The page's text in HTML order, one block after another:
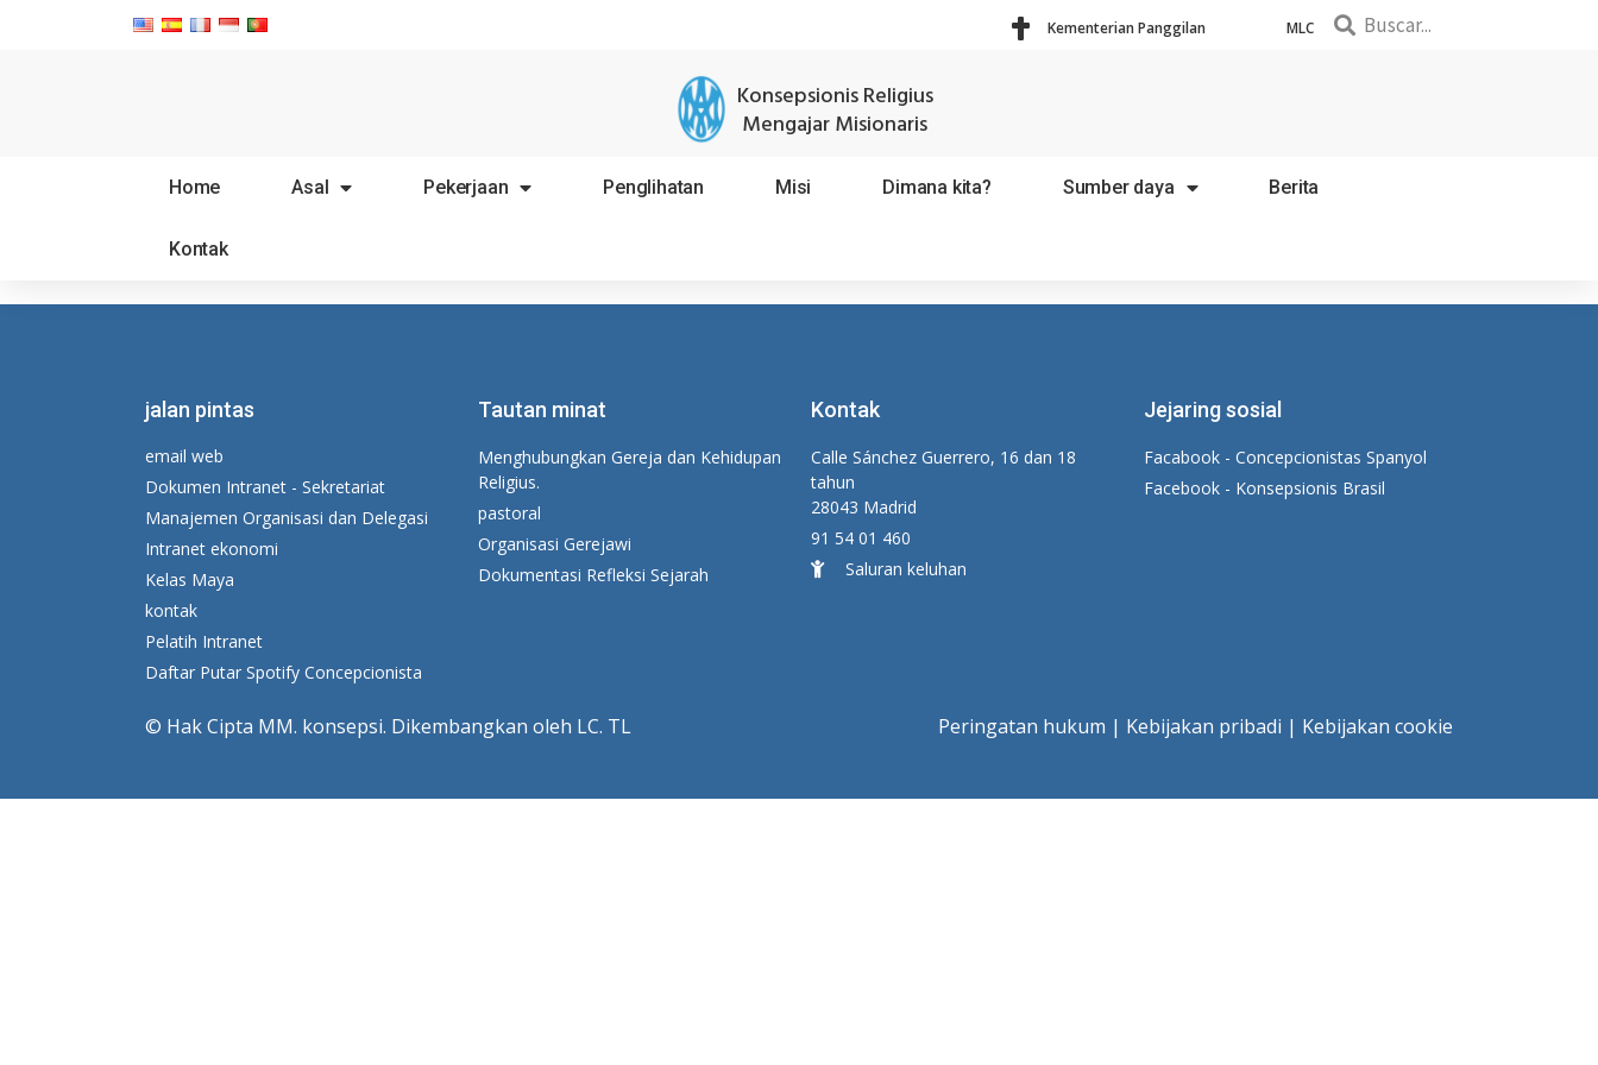
Kementerian Panggilan MLC
Konsepsionis Religius
Mengajar Misionaris
Home Asal Pekerjaan Penglihatan Misi Dimana kita? Sumber daya Berita
Kontak
jalan pintas
email web
Dokumen Intranet - Sekretariat
Manajemen Organisasi dan Delegasi
Intranet ekonomi
Kelas Maya
kontak
Pelatih Intranet
Daftar Putar Spotify Concepcionista
Tautan minat
Menghubungkan Gereja dan Kehidupan
Religius.
pastoral
Organisasi Gerejawi
Dokumentasi Refleksi Sejarah
Kontak
Calle Sánchez Guerrero, 16 dan 18
tahun
28043 Madrid
91 54 01 460
Saluran keluhan
Jejaring sosial
Facabook - Concepcionistas Spanyol
Facebook - Konsepsionis Brasil
© Hak Cipta MM. konsepsi. Dikembangkan oleh LC. TL Peringatan hukum | Kebijakan pribadi | Kebijakan cookie